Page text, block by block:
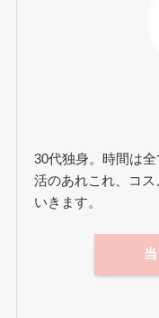
30代独身。時間は
活のあれこれ、コ
いきます。